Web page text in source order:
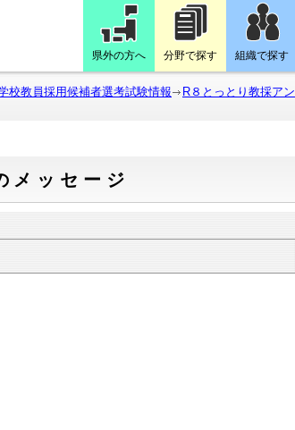
県外の方へ 分野で探す 組織で探す
校教員採用候補者選考試験情報
R８とっとり教採アン
メッセージ